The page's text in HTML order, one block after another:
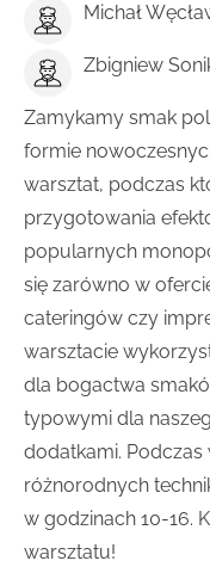
Michał
Zbigniew
Zamykamy smak
formie
warsztat, podczas
przygotowania
popularnych
się zarówno w
cateringów czy
warsztacie
dla bogactwa
typowymi dla
dodatkami.
różnorodnych
w godzinach 10-16.
warsztatu!